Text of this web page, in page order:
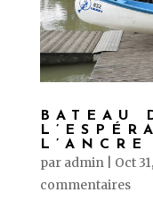
BATEAU
par admin| Oct
commentaires